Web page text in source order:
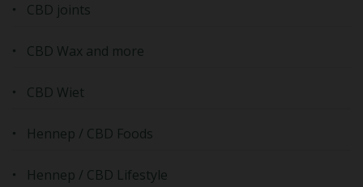
CBD joints
CBD Wax and more
CBD Wiet
Hennep / CBD Foods
Hennep / CBD Lifestyle